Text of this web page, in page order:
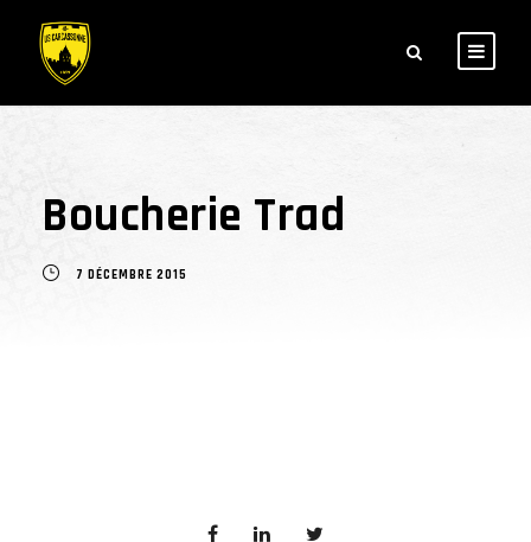
Boucherie Trad
7 DÉCEMBRE 2015